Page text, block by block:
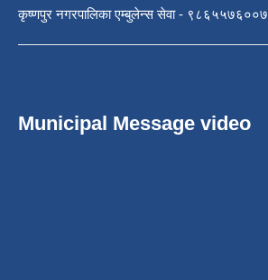
कृष्णपुर नगरपालिका एम्बुलेन्स सेवा - ९८६५५७६००७
Municipal Message video